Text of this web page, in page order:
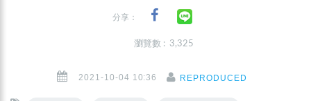
分享：
瀏覽數 : 3,325
2021-10-04 10:36 REPRODUCED